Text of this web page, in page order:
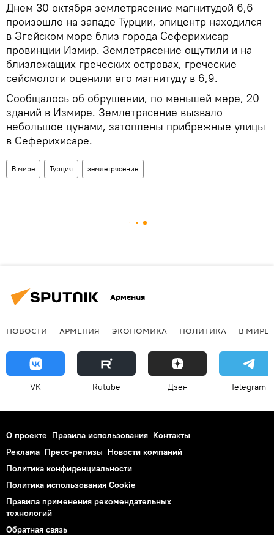
Днем 30 октября землетрясение магнитудой 6,6
произошло на западе Турции, эпицентр находился
в Эгейском море близ города Сеферихисар
провинции Измир. Землетрясение ощутили и на
близлежащих греческих островах, греческие
сейсмологи оценили его магнитуду в 6,9.
Сообщалось об обрушении, по меньшей мере, 20
зданий в Измире. Землетрясение вызвало
небольшое цунами, затоплены прибрежные улицы
в Сеферихисаре.
В мире Турция землетрясение
Армения
НОВОСТИ АРМЕНИЯ ЭКОНОМИКА ПОЛИТИКА В МИРЕ
VK Rutube Дзен Telegram
О проекте Правила использования Контакты
Реклама Пресс-релизы Новости компаний
Политика конфиденциальности
Политика использования Cookie
Правила применения рекомендательных
технологий
Обратная связь